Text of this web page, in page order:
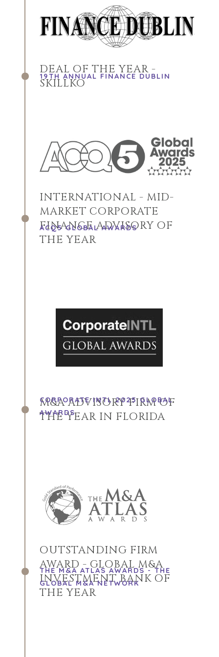
DEAL OF THE YEAR -
SKILLKO
19TH ANNUAL FINANCE DUBLIN
INTERNATIONAL - MID-
MARKET CORPORATE
FINANCE ADVISORY OF
THE YEAR
ACQ5 GLOBAL AWARDS
M&A ADVISORY FIRM OF
THE YEAR IN FLORIDA
CORPORATE INTL 2025 GLOBAL
AWARDS
OUTSTANDING FIRM
AWARD - GLOBAL M&A
INVESTMENT BANK OF
THE YEAR
THE M&A ATLAS AWARDS - THE
GLOBAL M&A NETWORK